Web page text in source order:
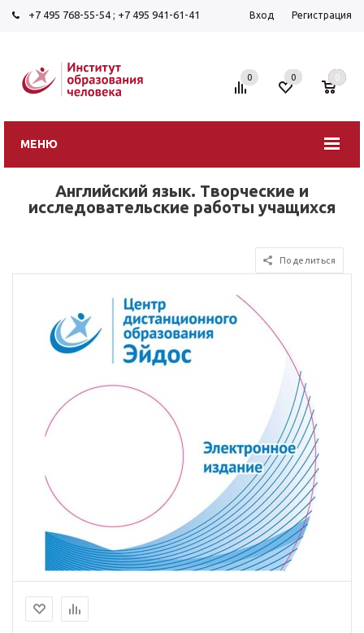
+7 495 768-55-54 ; +7 495 941-61-41 Вход Регистрация
МЕНЮ
0 0 0
Английский язык. Творческие и
исследовательские работы учащихся
Поделиться